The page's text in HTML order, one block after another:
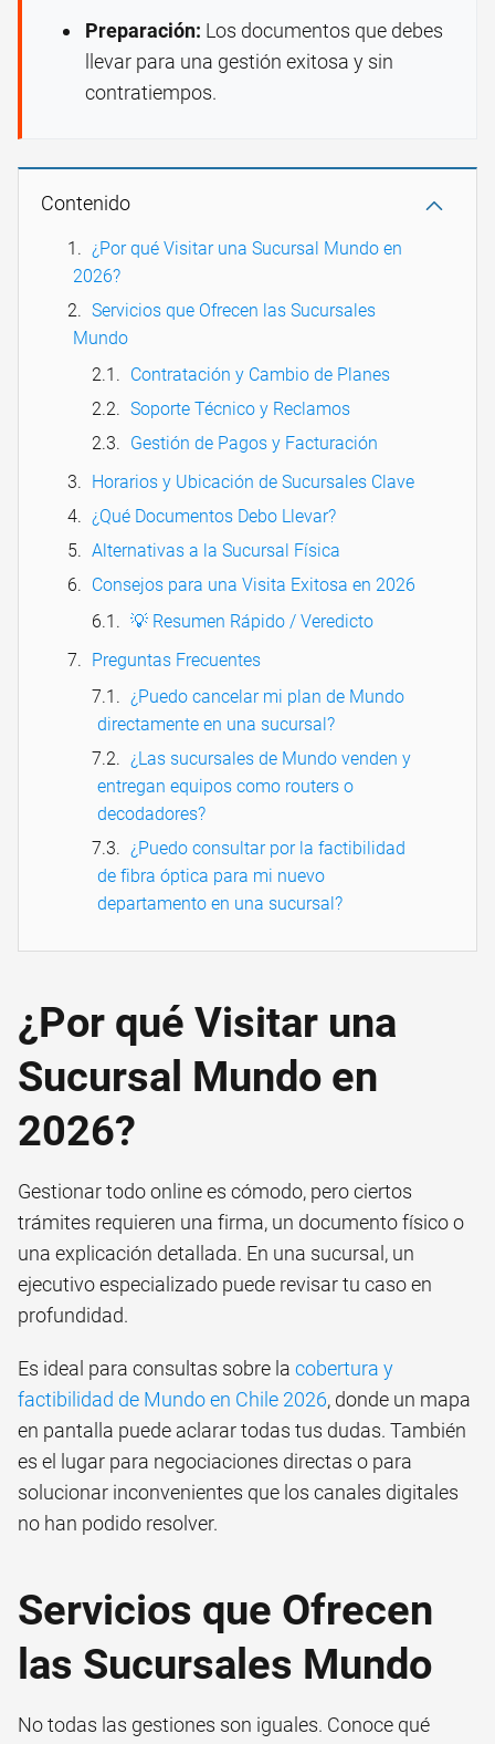
Preparación: Los documentos que debes
llevar para una gestión exitosa y sin
contratiempos.
Contenido
¿Por qué Visitar una Sucursal Mundo en
2026?
Servicios que Ofrecen las Sucursales
Mundo
Contratación y Cambio de Planes
Soporte Técnico y Reclamos
Gestión de Pagos y Facturación
Horarios y Ubicación de Sucursales Clave
¿Qué Documentos Debo Llevar?
Alternativas a la Sucursal Física
Consejos para una Visita Exitosa en 2026
💡 Resumen Rápido / Veredicto
Preguntas Frecuentes
¿Puedo cancelar mi plan de Mundo
directamente en una sucursal?
¿Las sucursales de Mundo venden y
entregan equipos como routers o
decodadores?
¿Puedo consultar por la factibilidad
de fibra óptica para mi nuevo
departamento en una sucursal?
¿Por qué Visitar una
Sucursal Mundo en
2026?
Gestionar todo online es cómodo, pero ciertos
trámites requieren una firma, un documento físico o
una explicación detallada. En una sucursal, un
ejecutivo especializado puede revisar tu caso en
profundidad.
Es ideal para consultas sobre la cobertura y
factibilidad de Mundo en Chile 2026, donde un mapa
en pantalla puede aclarar todas tus dudas. También
es el lugar para negociaciones directas o para
solucionar inconvenientes que los canales digitales
no han podido resolver.
Servicios que Ofrecen
las Sucursales Mundo
No todas las gestiones son iguales. Conoce qué